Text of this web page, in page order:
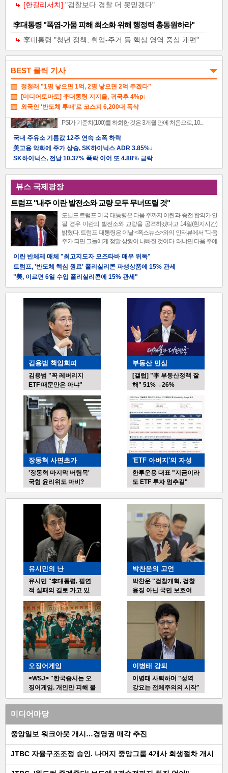
[한길리서치] "검찰보다 경찰 더 못믿겠다"
李대통령 "폭염-가뭄 피해 최소화 위해 행정력 총동원하라"
李대통령 "청년 정책, 취업-주거 등 핵심 영역 중심 개편"
BEST 클릭 기사
정청래 "1명 낳으면 1억, 2명 낳으면 2억 주겠다"
[미디어토마토] 李대통령 지지율, 귀국후 4%p↓
외국인 '반도체 투매'로 코스피 6,200대 폭삭
정청래 “김민석, ETF 사과해야" vs 서미화 "국회서 통과시켜 놓고선"
황희 "폐버스 개조해 청년주택으로" vs 국힘 "본인부터 입주하라"
정청래 "2차 TV토론으로 게임 끝났다"
일론 머스크, 미국주가 쥐락펴락
[미디어토마토] '민주당+무당층', 정청래-김민석 0.1%p차 초접전
李대통령, 6시간 부동산 점검회의. "전폭적 공급 확대"
민주당, 당원 커뮤니티 1만7천명 해킹 당해. 1년동안 몰라
뷰스 경제광장
산업연구원 "8월 제조업 경기, 반도체 빼고 급랭할듯"
다음 달 국내 제조업 경기가 반도체를 제외한 대부분 업종에서 급
랭할 것으로 전망됐다. 26일 산업연구원의 산업경기 전문가 서베
PSI가 기준치(100)를 하회한 것은 3개월 만에 처음으로, 10...
국내 주유소 기름값 12주 연속 소폭 하락
美고용 악화에 주가 상승, SK하이닉스 ADR 3.85%↓
SK하이닉스, 전날 10.37% 폭락 이어 또 4.88% 급락
워런 버핏 "지금처럼 도박심리 빠진 적 없다"
이란전 장기화 우려에 유가 급등-美주가 하락
산업장관 "주52시간 손봐야...중국과 비교해야"
외국인 '반도체 투매'로 코스피 6,200대 폭삭
6월 경상수지 흑자 497억달러, '역대 최대' 경신
일론 머스크, 미국주가 쥐락펴락
코스피, 외국인 매수로 6,500선 회복
뷰스 국제광장
트럼프 "내주 이란 발전소와 교량 모두 무너뜨릴 것"
도널드 트럼프 미국 대통령은 다음 주까지 이란과 종전 합의가 안
될 경우 이란의 발전소와 교량을 공격하겠다고 14일(현지시간)
밝혔다. 트럼프 대통령은 이날 <폭스뉴스>와의 인터뷰에서 "다음
주가 되면 그들에게 정말 상황이 나빠질 것이다. 왜냐면 다음 주에
이란 반체제 매체 "최고지도자 모즈타바 매우 위독"
트럼프, '반도체 핵심 원료' 폴리실리콘 파생상품에 15% 관세
"美, 이르면 6일 수입 폴리실리콘에 15% 관세"
트럼프 "이란과 합의하고 싶다…살상하고 싶지 않아"
이란 "호르무즈 새 항로 합의…상당부분 이란 영해 통과"
구마모토 강진 사망자 34명으로 늘어
이란 "요르단 미군 기지 공격…F-35 전투기 3대 파괴"
미군 "이란 상대 공습 개시". 엿새만에 공격 재개
다카이치 "구마모토 강진 사망자 13명…구조, 시간과의 싸움"
<NHK> "강진으로 규슈 쇼핑몰 일부 붕괴…내부에 다수 갇힌 듯"
사-01
김용범 책임회피
김용범 "꼭 레버리지
ETF 때문만은 아냐"
부동산 민심
[갤럽] "李 부동산정책 잘
해" 51%→26%
장동혁 사면초가
'장동혁 마지막 버팀목'
국힘 윤리위도 마비?
'ETF 아버지'의 자성
한투운용 대표 "지금이라
도 ETF 투자 멈추길"
사-02
유시민의 난
유시민 "李대통령, 필연
적 실패의 길로 가고 있
다"
박찬운의 고언
박찬운 "검찰개혁, 검찰
응징 아닌 국민 보호여
야"
오징어게임
<WSJ> "한국증시는 오
징어게임. 개인만 피해 볼
수도"
이병태 강퇴
이병태 사퇴하며 "성역
강요는 전체주의의 시작"
미디어마당
중앙일보 워크아웃 개시…경영권 매각 추진
JTBC 자율구조조정 승인. 나머지 중앙그룹 4개사 회생절차 개시